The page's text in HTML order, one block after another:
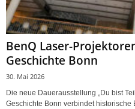
BenQ Laser-
Geschichte Bonn
30. Mai 2026
Die neue Dauerausstellung „Du bist
Geschichte Bonn verbindet historische